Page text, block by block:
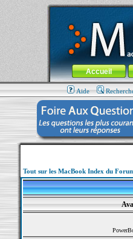
MacBook-fr.com : 100% Apple...
Aller au contenu-Aller
Menu général
Accueil
Aide
Tout sur les MacBook Index du